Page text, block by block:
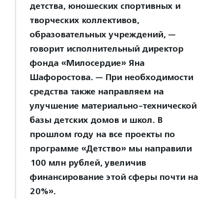
детства, юношеских спортивных и
творческих коллективов,
образовательных учреждений, —
говорит исполнительный директор
фонда «Милосердие» Яна
Шафоростова. — При необходимости
средства также направляем на
улучшение материально-технической
базы детских домов и школ. В
прошлом году на все проекты по
программе «Детство» мы направили
100 млн рублей, увеличив
финансирование этой сферы почти на
20%».